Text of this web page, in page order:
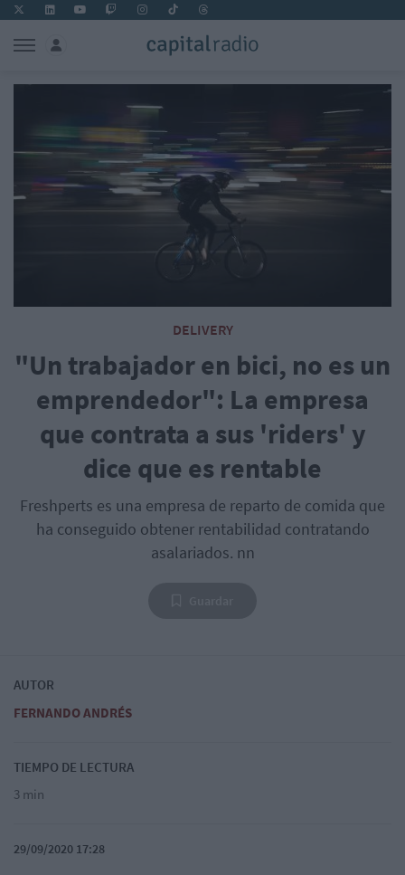
DELIVERY
"Un trabajador en bici, no es un
emprendedor": La empresa
que contrata a sus 'riders' y
dice que es rentable
Freshperts es una empresa de reparto de comida que
ha conseguido obtener rentabilidad contratando
asalariados. nn
AUTOR
FERNANDO ANDRÉS
TIEMPO DE LECTURA
3 min
29/09/2020 17:28